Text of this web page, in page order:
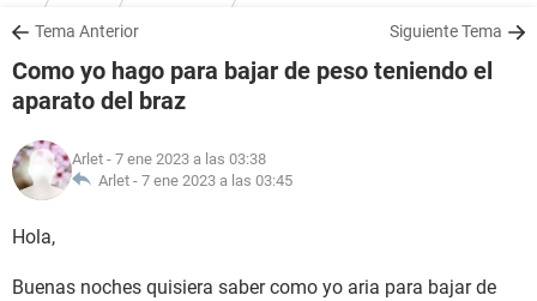
SALUD
FAMILIA
NUTRICIÓN
Tema Anterior Siguiente Tema
Como yo hago para bajar de peso teniendo el
aparato del braz
Arlet - 7 ene 2023 a las 03:38
Arlet - 7 ene 2023 a las 03:45
Hola,
Buenas noches quisiera saber como yo aria para bajar de